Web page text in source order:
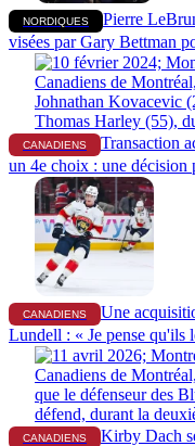
NORDIQUES
Pierre
visées par Gary Bettman
CANADIENS
Transaction
un 4e choix : une décision
CANADIENS
Une
Lundell : « Je pense qu'ils
CANADIENS Kirby Dach